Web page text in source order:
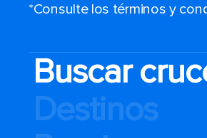
*Consulte los términos y
Buscar
Destinos